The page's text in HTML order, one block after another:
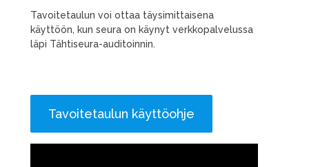
Tavoitetaulun voi ottaa täysimittaisena
käyttöön, kun seura on käynyt verkkopalvelussa
läpi Tähtiseura-auditoinnin.
Tavoitetaulun käyttöohje